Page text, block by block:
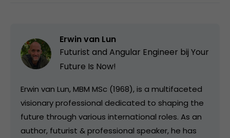
Erwin van Lun
Futurist and Angular Engineer bij Your
Future Is Now!
Erwin van Lun, MBM MSc (1968), is a multifaceted
visionary professional dedicated to shaping the
future through various international roles. As an
author, futurist & professional speaker, he has